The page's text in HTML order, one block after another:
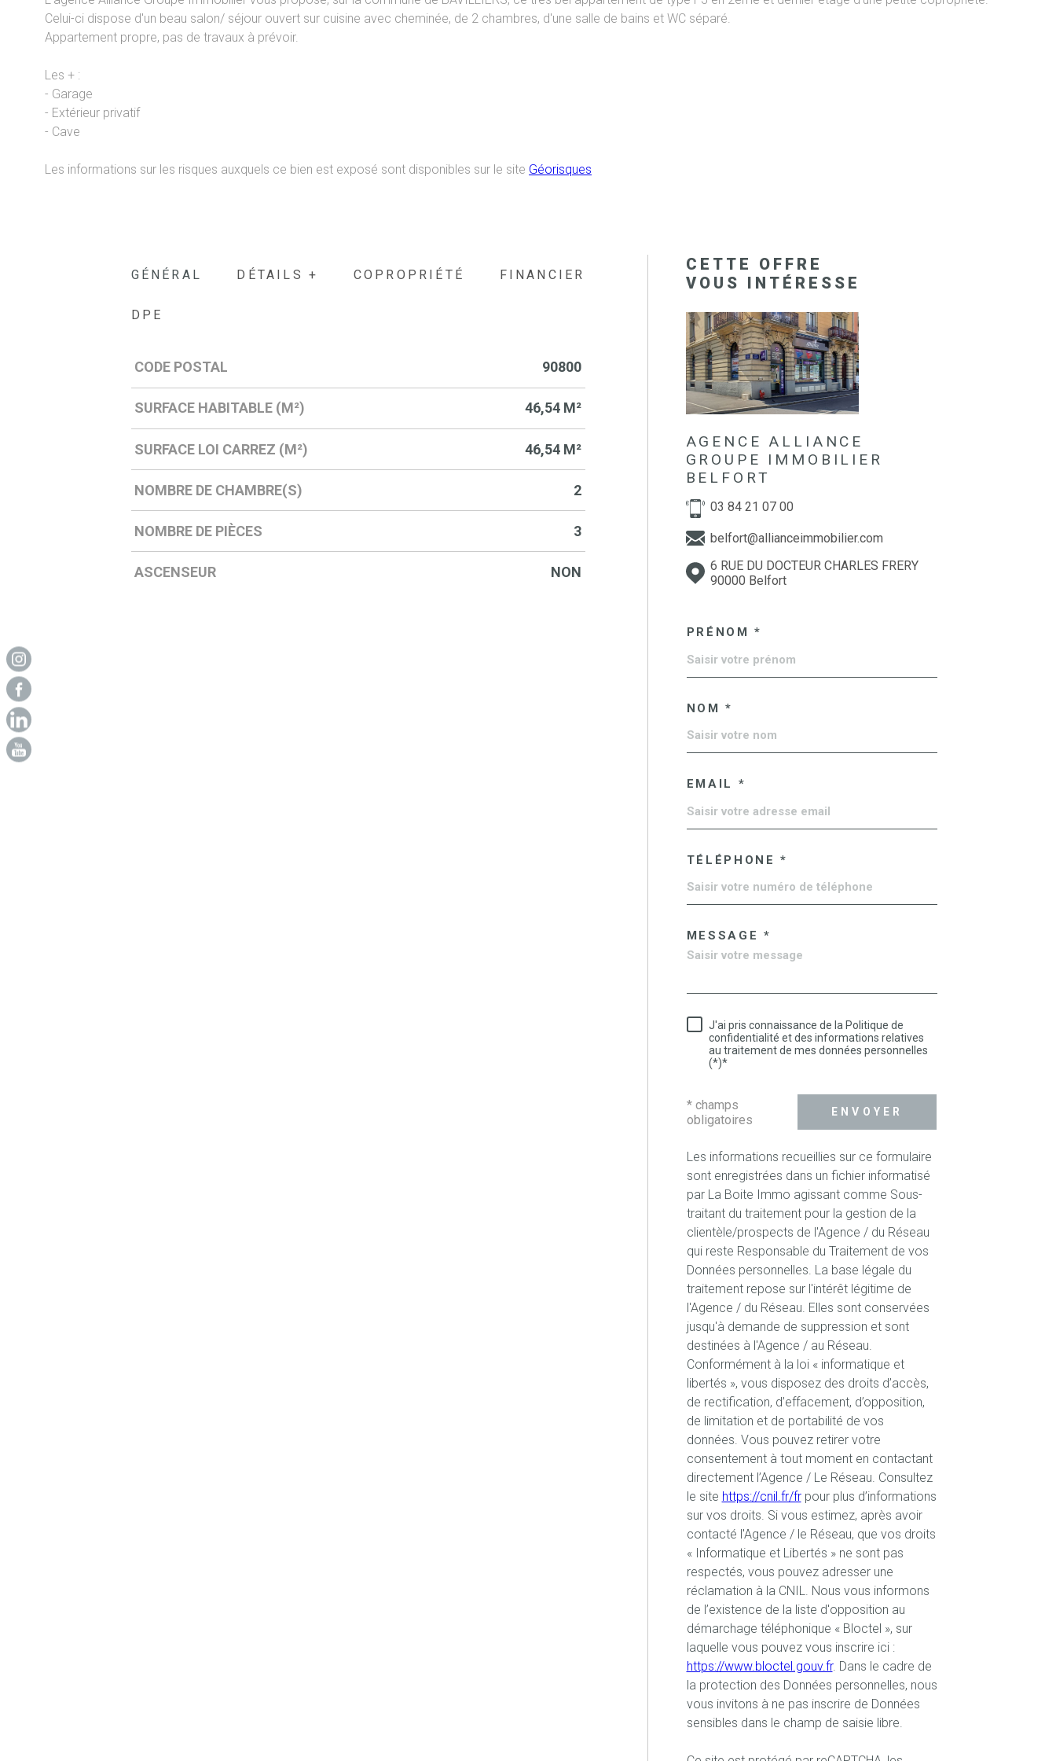
Celui-ci dispose d'un beau salon/ séjour ouvert sur cuisine avec cheminée, de 2 chambres, d'une salle de bains et WC séparé.
Appartement propre, pas de travaux à prévoir.
Les + :
- Garage
- Extérieur privatif
- Cave
Les informations sur les risques auxquels ce bien est exposé sont disponibles sur le site Géorisques
GÉNÉRAL DÉTAILS + COPROPRIÉTÉ FINANCIER
DPE
Caractérisque Valeurs
CODE POSTAL 90800
SURFACE HABITABLE (M²) 46,54 M²
SURFACE LOI CARREZ (M²) 46,54 M²
NOMBRE DE CHAMBRE(S) 2
NOMBRE DE PIÈCES 3
ASCENSEUR NON
CETTE OFFRE
VOUS INTÉRESSE
AGENCE ALLIANCE
GROUPE IMMOBILIER
BELFORT
03 84 21 07 00
belfort@allianceimmobilier.com
6 RUE DU DOCTEUR CHARLES FRERY
90000 Belfort
PRÉNOM *
NOM *
EMAIL *
TÉLÉPHONE *
MESSAGE *
J'ai pris connaissance de la Politique de
confidentialité et des informations relatives
au traitement de mes données personnelles
(*)*
* champs
obligatoires
ENVOYER
Les informations recueillies sur ce formulaire
sont enregistrées dans un fichier informatisé
par La Boite Immo agissant comme Sous-
traitant du traitement pour la gestion de la
clientèle/prospects de l'Agence / du Réseau
qui reste Responsable du Traitement de vos
Données personnelles. La base légale du
traitement repose sur l'intérêt légitime de
l'Agence / du Réseau. Elles sont conservées
jusqu'à demande de suppression et sont
destinées à l'Agence / au Réseau.
Conformément à la loi « informatique et
libertés », vous disposez des droits d’accès,
de rectification, d’effacement, d’opposition,
de limitation et de portabilité de vos
données. Vous pouvez retirer votre
consentement à tout moment en contactant
directement l’Agence / Le Réseau. Consultez
le site https://cnil.fr/frpour plus d’informations
sur vos droits. Si vous estimez, après avoir
contacté l'Agence / le Réseau, que vos droits
« Informatique et Libertés » ne sont pas
respectés, vous pouvez adresser une
réclamation à la CNIL. Nous vous informons
de l’existence de la liste d'opposition au
démarchage téléphonique « Bloctel », sur
laquelle vous pouvez vous inscrire ici :
https://www.bloctel.gouv.fr. Dans le cadre de
la protection des Données personnelles, nous
vous invitons à ne pas inscrire de Données
sensibles dans le champ de saisie libre.